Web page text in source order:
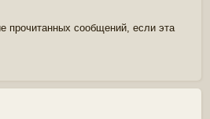
прочитанных сообщений, если эта